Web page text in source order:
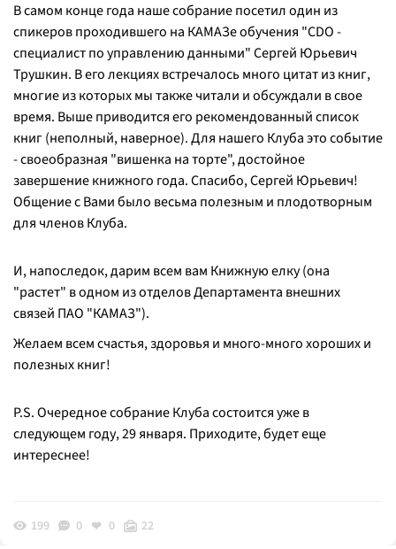
В самом конце года наше собрание посетил один из
спикеров проходившего на КАМАЗе обучения "CDO -
специалист по управлению данными" Сергей Юрьевич
Трушкин. В его лекциях встречалось много цитат из книг,
многие из которых мы также читали и обсуждали в свое
время. Выше приводится его рекомендованный список
книг (неполный, наверное). Для нашего Клуба это событие
- своеобразная "вишенка на торте", достойное
завершение книжного года. Спасибо, Сергей Юрьевич!
Общение с Вами было весьма полезным и плодотворным
для членов Клуба.
И, напоследок, дарим всем вам Книжную елку (она
"растет" в одном из отделов Департамента внешних
связей ПАО "КАМАЗ").
Желаем всем счастья, здоровья и много-много хороших и
полезных книг!
P.S. Очередное собрание Клуба состоится уже в
следующем году, 29 января. Приходите, будет еще
интереснее!
199 0 0 22